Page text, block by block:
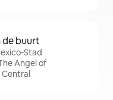
de buurt
Stad
Angel of
Central